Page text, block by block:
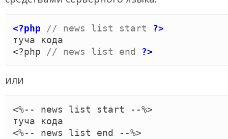
<?php // news list start ?>
туча кода
<?php // news list end ?>
или
<%-- news list start --%>
туча кода